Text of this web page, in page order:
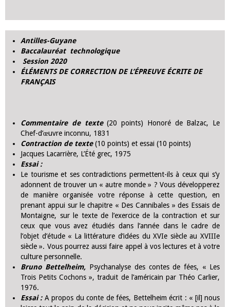
Antilles-Guyane
Baccalauréat technologique
Session 2020
ÉLÉMENTS DE CORRECTION DE L’ÉPREUVE ÉCRITE DE
FRANÇAIS
Commentaire de texte(20 points) Honoré de Balzac, Le
Chef-d’œuvre inconnu, 1831
Contraction de texte(10 points) et essai (10 points)
Jacques Lacarrière, L’Été grec, 1975
Essai :
Le tourisme et ses contradictions permettent-ils à ceux qui s’y
adonnent de trouver un « autre monde » ? Vous développerez
de manière organisée votre réponse à cette question, en
prenant appui sur le chapitre « Des Cannibales » des Essais de
Montaigne, sur le texte de l’exercice de la contraction et sur
ceux que vous avez étudiés dans l’année dans le cadre de
l’objet d’étude « La littérature d’idées du XVIe siècle au XVIIIe
siècle ». Vous pourrez aussi faire appel à vos lectures et à votre
culture personnelle.
Bruno Bettelheim,Psychanalyse des contes de fées, « Les
Trois Petits Cochons », traduit de l’américain par Théo Carlier,
1976.
Essai : A propos du conte de fées, Bettelheim écrit : « [il] nous